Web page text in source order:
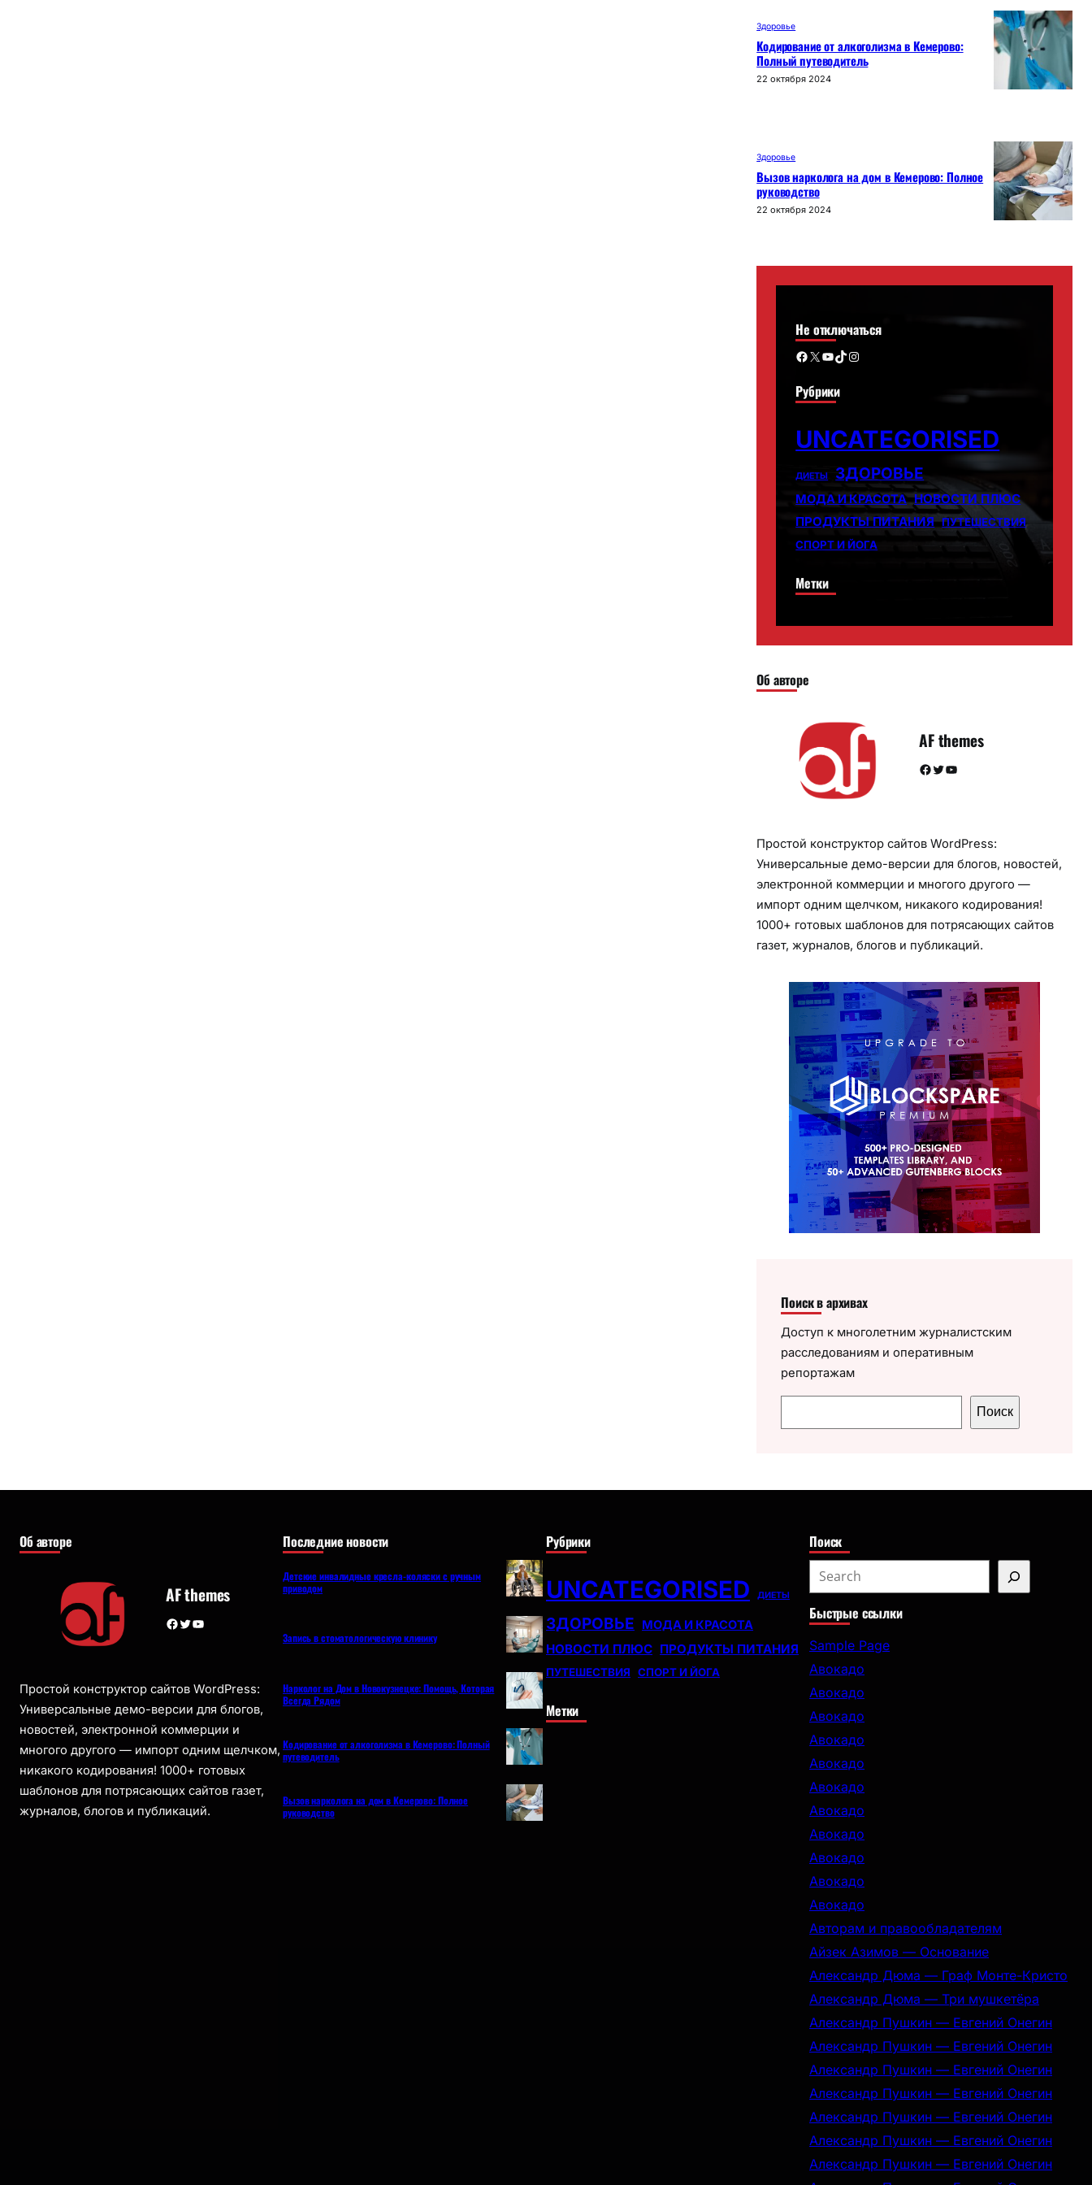
Здоровье
Кодирование от алкоголизма в Кемерово:
Полный путеводитель
22 октября 2024
Здоровье
Вызов нарколога на дом в Кемерово: Полное
руководство
22 октября 2024
Не отключаться
Facebook X YouTube TikTok Instagram
Рубрики
UNCATEGORISED
ДИЕТЫ ЗДОРОВЬЕ
МОДА И КРАСОТА НОВОСТИ ПЛЮС
ПРОДУКТЫ ПИТАНИЯ ПУТЕШЕСТВИЯ
СПОРТ И ЙОГА
Метки
Об авторе
AF themes
Facebook Twitter YouTube
Простой конструктор сайтов WordPress:
Универсальные демо-версии для блогов, новостей,
электронной коммерции и многого другого —
импорт одним щелчком, никакого кодирования!
1000+ готовых шаблонов для потрясающих сайтов
газет, журналов, блогов и публикаций.
Поиск в архивах
Доступ к многолетним журналистским
расследованиям и оперативным
репортажам
о
Поиск
Об авторе
AF themes
Facebook Twitter YouTube
Простой конструктор сайтов WordPress:
Универсальные демо-версии для блогов,
новостей, электронной коммерции и
многого другого — импорт одним щелчком,
никакого кодирования! 1000+ готовых
шаблонов для потрясающих сайтов газет,
журналов, блогов и публикаций.
Последние новости
Детские инвалидные кресла-коляски с ручным
приводом
Запись в стоматологическую клинику
Нарколог на Дом в Новокузнецке: Помощь, Которая
Всегда Рядом
Кодирование от алкоголизма в Кемерово: Полный
путеводитель
Вызов нарколога на дом в Кемерово: Полное
руководство
Рубрики
UNCATEGORISED ДИЕТЫ
ЗДОРОВЬЕ МОДА И КРАСОТА
НОВОСТИ ПЛЮС ПРОДУКТЫ ПИТАНИЯ
ПУТЕШЕСТВИЯ СПОРТ И ЙОГА
Метки
Поиск
e
a
r
c
h
Быстрые ссылки
Sample Page
Авокадо
Авокадо
Авокадо
Авокадо
Авокадо
Авокадо
Авокадо
Авокадо
Авокадо
Авокадо
Авокадо
Авторам и правообладателям
Айзек Азимов — Основание
Александр Дюма — Граф Монте-Кристо
Александр Дюма — Три мушкетёра
Александр Пушкин — Евгений Онегин
Александр Пушкин — Евгений Онегин
Александр Пушкин — Евгений Онегин
Александр Пушкин — Евгений Онегин
Александр Пушкин — Евгений Онегин
Александр Пушкин — Евгений Онегин
Александр Пушкин — Евгений Онегин